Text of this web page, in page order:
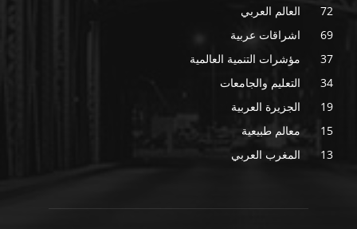
العالم العربي
72
اشراقات عربية
69
مؤشرات التنمية العالمية
37
التعليم والجامعات
34
الجزيرة العربية
19
معالم طبيعية
15
المغرب العربي
13